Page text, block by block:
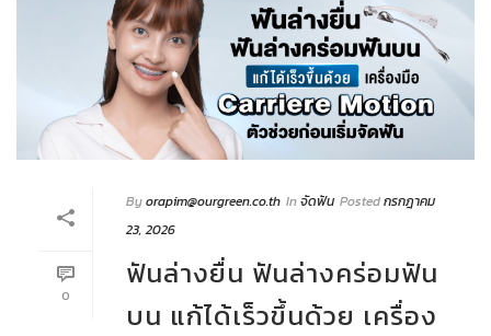
0
Byorapim@ourgreen.co.th Inจัดฟัน Postedกรกฎาคม
23, 2026
ฟันล่างยื่น ฟันล่างคร่อมฟัน
บน แก้ได้เร็วขึ้นด้วย เครื่อง